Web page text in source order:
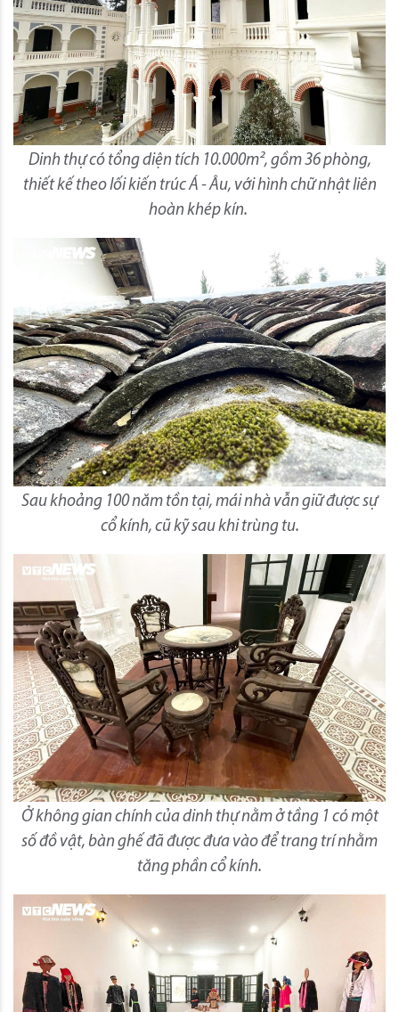
Dinh thự có tổng diện tích 10.000m², gồm 36 phòng,
thiết kế theo lối kiến trúc Á - Âu, với hình chữ nhật liên
hoàn khép kín.
Sau khoảng 100 năm tồn tại, mái nhà vẫn giữ được sự
cổ kính, cũ kỹ sau khi trùng tu.
Ở không gian chính của dinh thự nằm ở tầng 1 có một
số đồ vật, bàn ghế đã được đưa vào để trang trí nhằm
tăng phần cổ kính.